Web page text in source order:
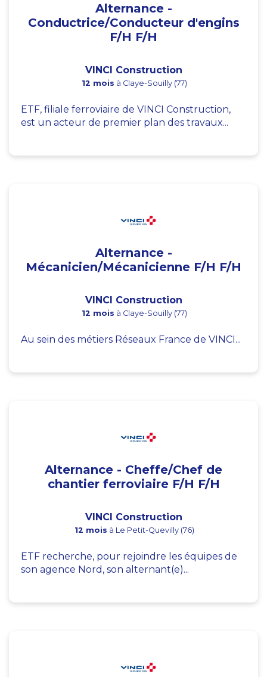
Alternance -
Conductrice/Conducteur d'engins
F/H F/H
VINCI Construction
12 mois à Claye-Souilly (77)
ETF, filiale ferroviaire de VINCI Construction,
est un acteur de premier plan des travaux...
Alternance -
Mécanicien/Mécanicienne F/H F/H
VINCI Construction
12 mois à Claye-Souilly (77)
Au sein des métiers Réseaux France de VINCI...
Alternance - Cheffe/Chef de
chantier ferroviaire F/H F/H
VINCI Construction
12 mois à Le Petit-Quevilly (76)
ETF recherche, pour rejoindre les équipes de
son agence Nord, son alternant(e)...